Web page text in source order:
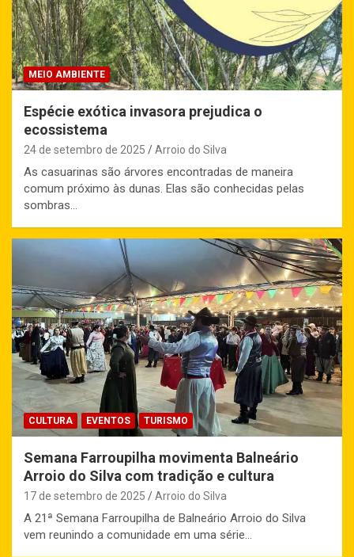
MEIO AMBIENTE
Espécie exótica invasora prejudica o
ecossistema
24 de setembro de 2025 Arroio do Silva
As casuarinas são árvores encontradas de maneira
comum próximo às dunas. Elas são conhecidas pelas
sombras…
CULTURA EVENTOS TURISMO
Semana Farroupilha movimenta Balneário
Arroio do Silva com tradição e cultura
17 de setembro de 2025 Arroio do Silva
A 21ª Semana Farroupilha de Balneário Arroio do Silva
vem reunindo a comunidade em uma série…